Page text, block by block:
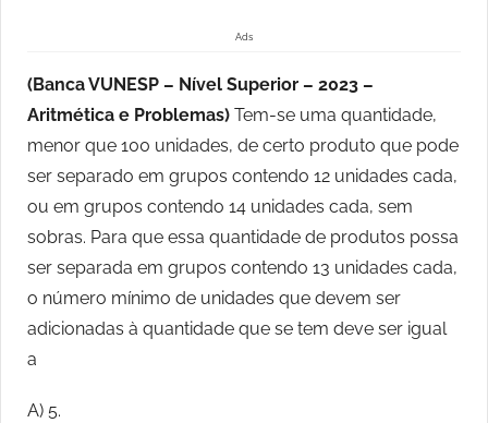
Ads
(Banca VUNESP – Nível Superior – 2023 –
Aritmética e Problemas) Tem-se uma quantidade,
menor que 100 unidades, de certo produto que pode
ser separado em grupos contendo 12 unidades cada,
ou em grupos contendo 14 unidades cada, sem
sobras. Para que essa quantidade de produtos possa
ser separada em grupos contendo 13 unidades cada,
o número mínimo de unidades que devem ser
adicionadas à quantidade que se tem deve ser igual
a
A) 5.